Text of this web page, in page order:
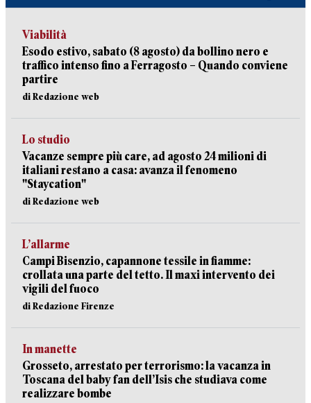
Viabilità
Esodo estivo, sabato (8 agosto) da bollino nero e
traffico intenso fino a Ferragosto – Quando conviene
partire
di Redazione web
Lo studio
Vacanze sempre più care, ad agosto 24 milioni di
italiani restano a casa: avanza il fenomeno
"Staycation"
di Redazione web
L’allarme
Campi Bisenzio, capannone tessile in fiamme:
crollata una parte del tetto. Il maxi intervento dei
vigili del fuoco
di Redazione Firenze
In manette
Grosseto, arrestato per terrorismo: la vacanza in
Toscana del baby fan dell’Isis che studiava come
realizzare bombe